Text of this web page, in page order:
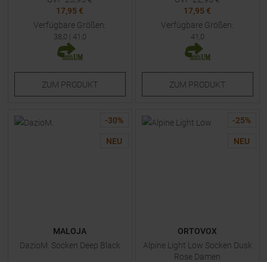
17,95 €
Verfügbare Größen:
38,0 | 41,0
ZUM PRODUKT
17,95 €
Verfügbare Größen:
41,0
ZUM PRODUKT
-30%
NEU
MALOJA
DazioM. Socken Deep Black
-25%
NEU
ORTOVOX
Alpine Light Low Socken Dusk
Rose Damen